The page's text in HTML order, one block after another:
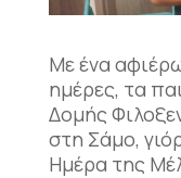
Με ένα
ημέρες, τα
Δομής
στη Σάμο,
Ημέρα της